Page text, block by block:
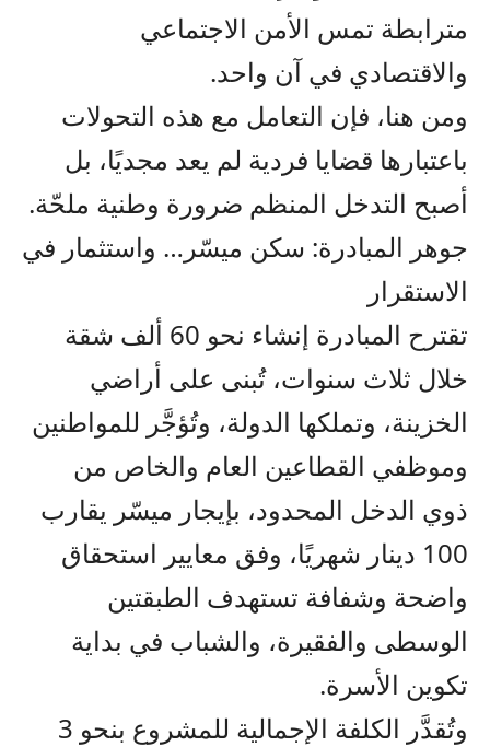
مترابطة تمس الأمن الاجتماعي
والاقتصادي في آن واحد.
ومن هنا، فإن التعامل مع هذه التحولات
باعتبارها قضايا فردية لم يعد مجديًا، بل
أصبح التدخل المنظم ضرورة وطنية ملحّة.
جوهر المبادرة: سكن ميسّر… واستثمار في
الاستقرار
تقترح المبادرة إنشاء نحو 60 ألف شقة
خلال ثلاث سنوات، تُبنى على أراضي
الخزينة، وتملكها الدولة، وتُؤجَّر للمواطنين
وموظفي القطاعين العام والخاص من
ذوي الدخل المحدود، بإيجار ميسّر يقارب
100 دينار شهريًا، وفق معايير استحقاق
واضحة وشفافة تستهدف الطبقتين
الوسطى والفقيرة، والشباب في بداية
تكوين الأسرة.
وتُقدَّر الكلفة الإجمالية للمشروع بنحو 3